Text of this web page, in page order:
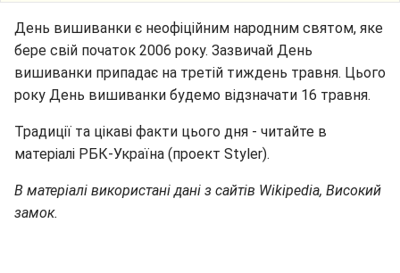
День вишиванки є неофіційним народним святом, яке
бере свій початок 2006 року. Зазвичай День
вишиванки припадає на третій тиждень травня. Цього
року День вишиванки будемо відзначати 16 травня.
Традиції та цікаві факти цього дня - читайте в
матеріалі РБК-Україна (проект Styler).
В матеріалі використані дані з сайтів Wikipedia, Високий
замок.